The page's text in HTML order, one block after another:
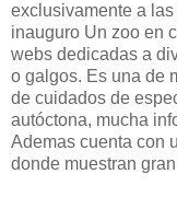
exclusivamente a
inauguro Un zoo en
webs dedicadas a
o galgos. Es una de
de cuidados de
autóctona, mucha
Ademas cuenta con
donde muestran